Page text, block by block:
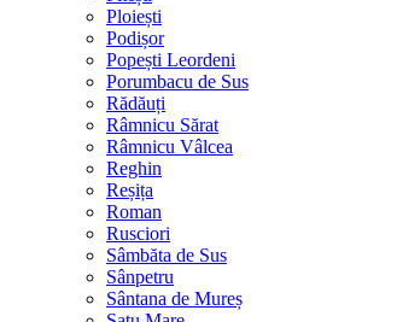
Ploiești
Podișor
Popești Leordeni
Porumbacu de Sus
Rădăuți
Râmnicu Sărat
Râmnicu Vâlcea
Reghin
Reșița
Roman
Rusciori
Sâmbăta de Sus
Sânpetru
Sântana de Mureș